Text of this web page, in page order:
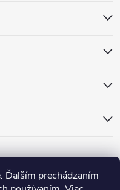
Ďalším prechádzaním